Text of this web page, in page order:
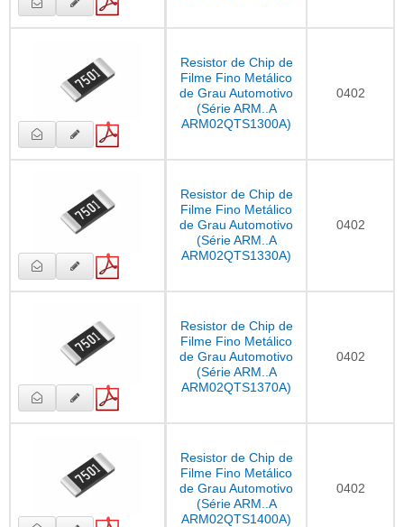
Resistor de Chip de
Filme Fino Metálico
de Grau Automotivo
(Série ARM..A
ARM02QTS1300A)
0402
Resistor de Chip de
Filme Fino Metálico
de Grau Automotivo
(Série ARM..A
ARM02QTS1330A)
0402
Resistor de Chip de
Filme Fino Metálico
de Grau Automotivo
(Série ARM..A
ARM02QTS1370A)
0402
Resistor de Chip de
Filme Fino Metálico
de Grau Automotivo
(Série ARM..A
ARM02QTS1400A)
0402